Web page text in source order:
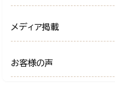
メディア掲載
お客様の声